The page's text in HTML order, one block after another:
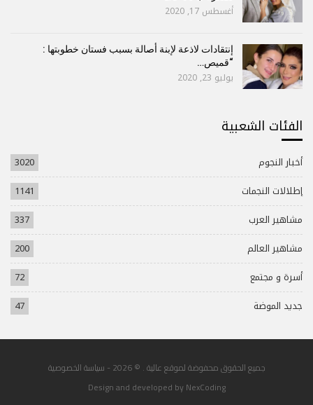
أغسطس 17, 2020
إنتقادات لاذعة لإبنة أصالة بسبب فستان خطوبتها :
“قميص…
يوليو 23, 2020
الفئات الشعبية
أخبار النجوم
3020
إطلالات النجمات
1141
مشاهير العرب
337
مشاهير العالم
200
أسرة و مجتمع
72
جديد الموضة
47
جميع الحقوق محفوضة لموقع عالية . © 2026 -
سياسة الخصوصية
Design and developed byNexCoding